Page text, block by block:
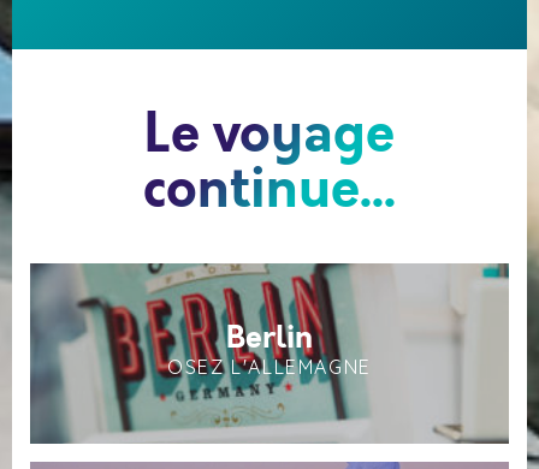
Le voyage
continue...
Berlin
OSEZ L'ALLEMAGNE